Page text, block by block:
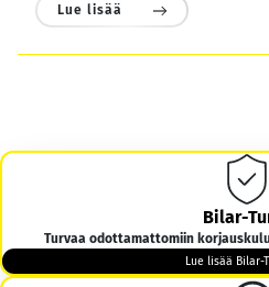
Lue lisää
Bilar-
Turvaa odottamattomiin
Lue lisää Bilar-